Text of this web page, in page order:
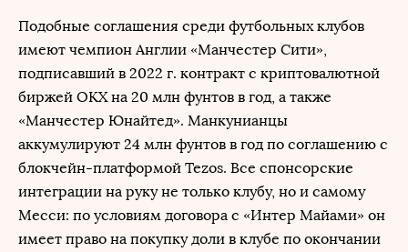
Подобные соглашения среди футбольных клубов
имеют чемпион Англии «Манчестер Сити»,
подписавший в 2022 г. контракт с криптовалютной
биржей OKX на 20 млн фунтов в год, а также
«Манчестер Юнайтед». Манкунианцы
аккумулируют 24 млн фунтов в год по соглашению с
блокчейн-платформой Tezos. Все спонсорские
интеграции на руку не только клубу, но и самому
Месси: по условиям договора с «Интер Майами» он
имеет право на покупку доли в клубе по окончании